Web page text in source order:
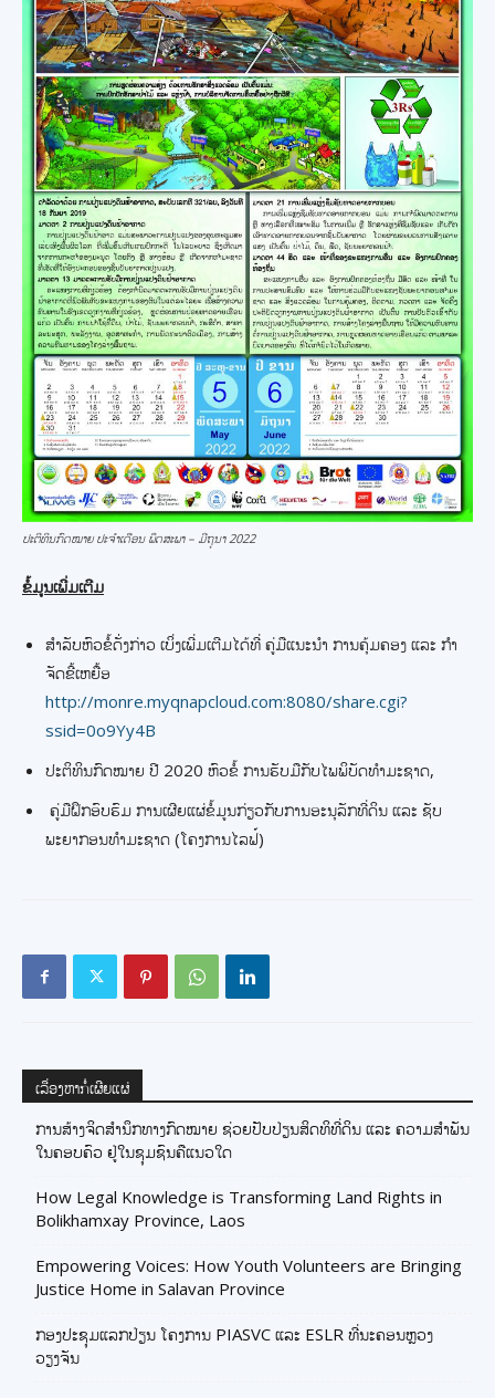
ປະຕິທິນກົດໝາຍ ປະຈຳເດືອນ ພຶດສະພາ – ມີຖຸນາ 2022
ຂໍ້ມູນເພີ່ມເຕີມ
ສໍາລັບຫົວຂໍ້ດັ່ງກ່າວ ເບິ່ງເພີ່ມເຕີມໄດ້ທີ່ ຄູ່ມືແນະນໍາ ການຄຸ້ມຄອງ ແລະ ກໍາ
ຈັດຂີ້ເຫຍື້ອ
http://monre.myqnapcloud.com:8080/share.cgi?
ssid=0o9Yy4B
ປະຕິທິນກົດໝາຍ ປີ 2020 ຫົວຂໍ້ ການຮັບມືກັບໄພພິບັດທໍາມະຊາດ,
ຄູ່ມືຝຶກອົບຮົມ ການເຜີຍແຜ່ຂໍ້ມູນກ່ຽວກັບການອະນຸລັກທີ່ດິນ ແລະ ຊັບ
ພະຍາກອນທໍາມະຊາດ (ໂຄງການໄລຟ໌)
ເລື່ອງຫາກໍ່ເຜີຍແຜ່
ການສ້າງຈິດສຳນຶກທາງກົດໝາຍ ຊ່ວຍປັບປ່ຽນສິດທິທີ່ດິນ ແລະ ຄວາມສຳພັນ
ໃນຄອບຄົວ ຢູ່ໃນຊຸມຊົນຄືແນວໃດ
How Legal Knowledge is Transforming Land Rights in
Bolikhamxay Province, Laos
Empowering Voices: How Youth Volunteers are Bringing
Justice Home in Salavan Province
ກອງປະຊຸມແລກປ່ຽນ ໂຄງການ PIASVC ແລະ ESLR ທີ່ນະຄອນຫຼວງ
ວຽງຈັນ